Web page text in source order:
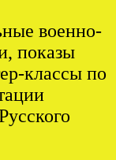
военно-
показы
классы по